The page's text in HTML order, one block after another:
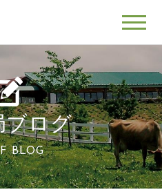
ブログ
BLOG